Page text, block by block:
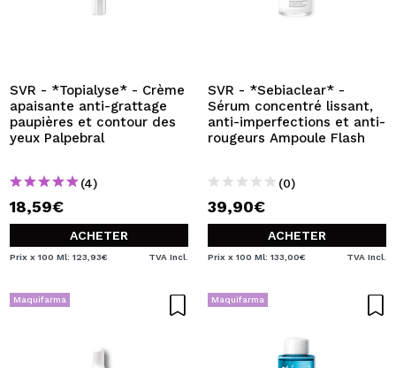
SVR - *Topialyse* - Crème
apaisante anti-grattage
paupières et contour des
yeux Palpebral
(4)
18,59€
ACHETER
Prix x 100 Ml: 123,93€ TVA Incl.
SVR - *Sebiaclear* -
Sérum concentré lissant,
anti-imperfections et anti-
rougeurs Ampoule Flash
(0)
39,90€
ACHETER
Prix x 100 Ml: 133,00€ TVA Incl.
Maquifarma Maquifarma